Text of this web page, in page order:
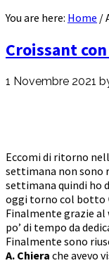
You are here: Home /
Croissant
1 Novembre 2021
Eccomi di ritorno
settimana non sono
settimana quindi ho
oggi torno col botto
Finalmente grazie al
po’ di tempo da
Finalmente sono
A. Chiera che avevo